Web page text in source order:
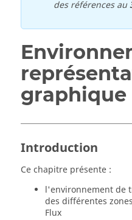
des références au
graphique
Introduction
Ce chapitre présente :
l'environnement de
des différentes
Flux